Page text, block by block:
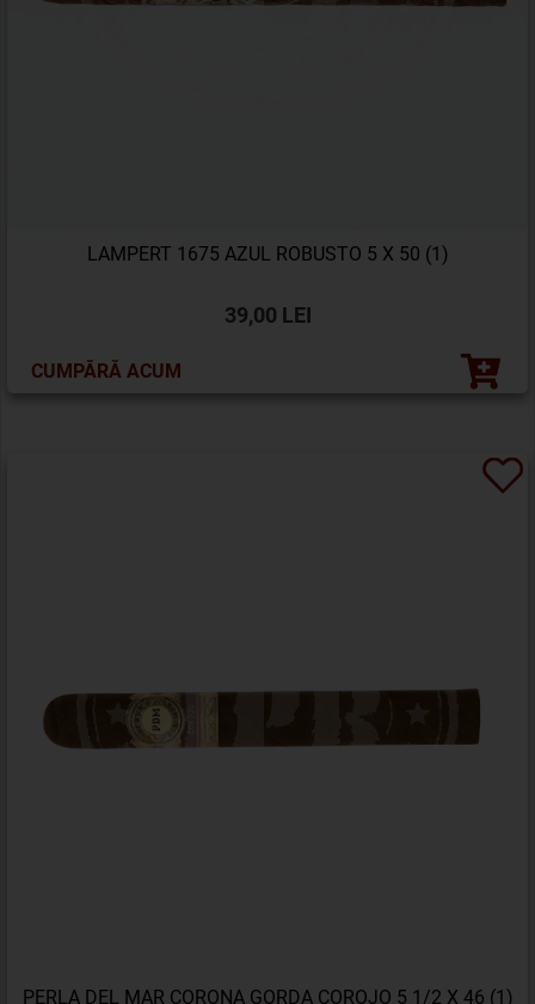
LAMPERT 1675 AZUL ROBUSTO 5 X 50 (1)
39,00 LEI
CUMPĂRĂ ACUM
PERLA DEL MAR CORONA GORDA COROJO 5 1/2 X 46 (1)